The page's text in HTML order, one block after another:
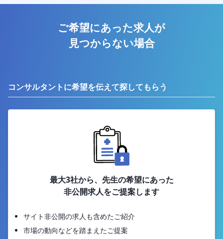
ご希望にあった求人が
見つからない場合
コンサルタントに希望を伝えて探してもらう
最大3社から、先生の希望にあった
非公開求人をご提案します
サイト非公開の求人も含めたご紹介
市場の動向などを踏まえたご提案